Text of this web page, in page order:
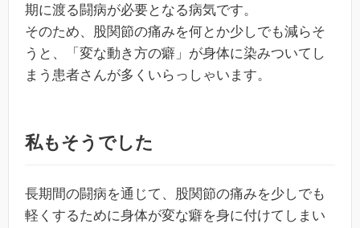
期に渡る闘病が必要となる病気です。
そのため、股関節の痛みを何とか少しでも減らそ
うと、「変な動き方の癖」が身体に染みついてし
まう患者さんが多くいらっしゃいます。
私もそうでした
長期間の闘病を通じて、股関節の痛みを少しでも
軽くするために身体が変な癖を身に付けてしまい